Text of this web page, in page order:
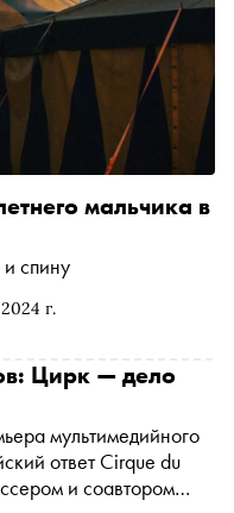
г.
мальчика в
спину
Цирк — дело
мультимедийного
ответ Cirque du
и соавтором